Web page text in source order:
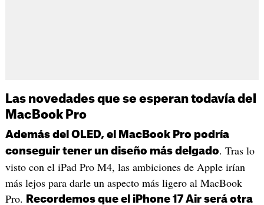
Las novedades que se esperan todavía del
MacBook Pro
Además del OLED, el MacBook Pro podría
conseguir tener un diseño más delgado. Tras lo
visto con el iPad Pro M4, las ambiciones de Apple irían
más lejos para darle un aspecto más ligero al MacBook
Pro.
Recordemos que el iPhone 17 Air será otra